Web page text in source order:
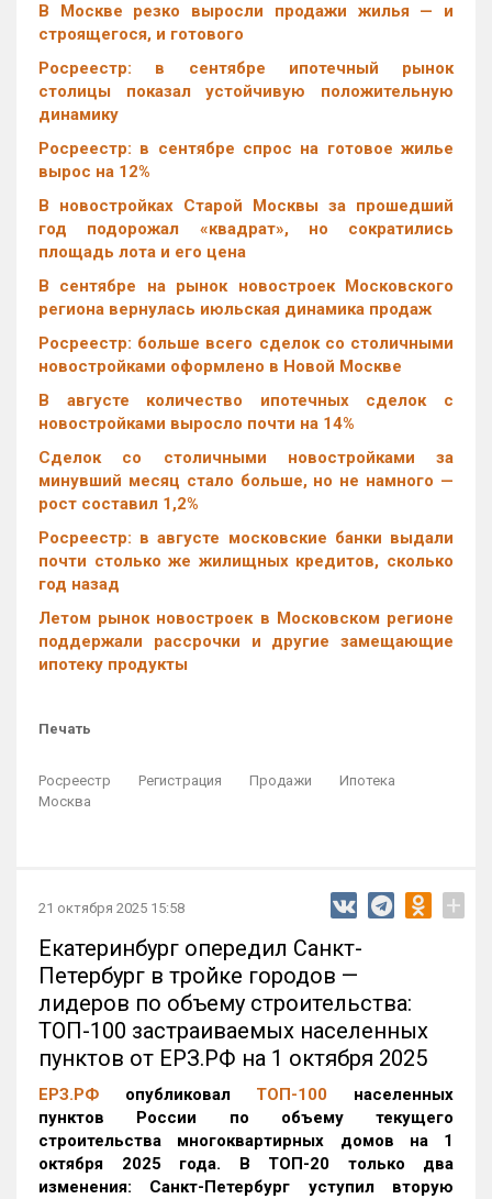
В Москве резко выросли продажи жилья — и
строящегося, и готового
Росреестр: в сентябре ипотечный рынок
столицы показал устойчивую положительную
динамику
Росреестр: в сентябре спрос на готовое жилье
вырос на 12%
В новостройках Старой Москвы за прошедший
год подорожал «квадрат», но сократились
площадь лота и его цена
В сентябре на рынок новостроек Московского
региона вернулась июльская динамика продаж
Росреестр: больше всего сделок со столичными
новостройками оформлено в Новой Москве
В августе количество ипотечных сделок с
новостройками выросло почти на 14%
Cделок со столичными новостройками за
минувший месяц стало больше, но не намного —
рост составил 1,2%
Росреестр: в августе московские банки выдали
почти столько же жилищных кредитов, сколько
год назад
Летом рынок новостроек в Московском регионе
поддержали рассрочки и другие замещающие
ипотеку продукты
Печать
Росреестр Регистрация Продажи
Ипотека
Москва
21 октября 2025 15:58 +
Екатеринбург опередил Санкт-
Петербург в тройке городов —
лидеров по объему строительства:
ТОП-100 застраиваемых населенных
пунктов от ЕРЗ.РФ на 1 октября 2025
ЕРЗ.РФ опубликовал ТОП-100 населенных
пунктов России по объему текущего
строительства многоквартирных домов на 1
октября 2025 года. В ТОП-20 только два
изменения: Санкт-Петербург уступил вторую